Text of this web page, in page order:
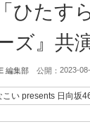
ひた
ズ』共
編集部 公開： 2023-
こい presents 日向坂